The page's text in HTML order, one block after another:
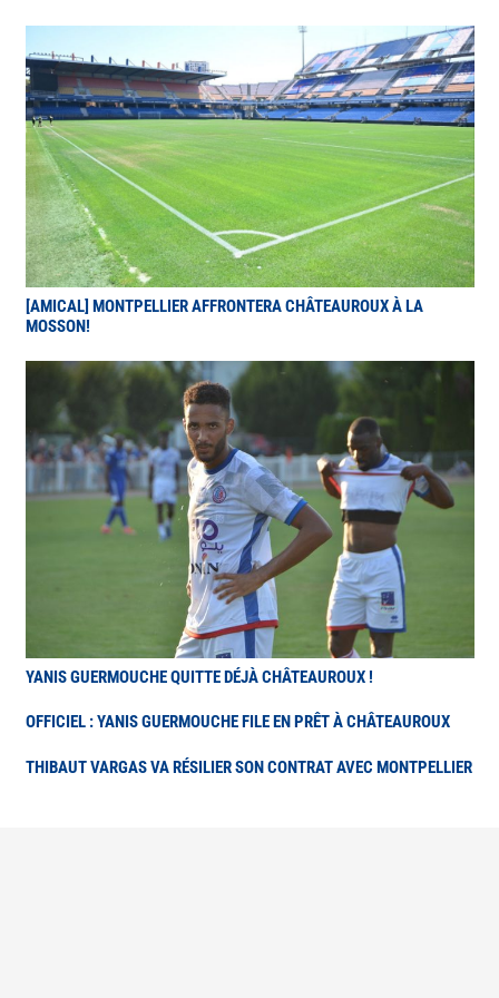
[AMICAL] MONTPELLIER AFFRONTERA CHÂTEAUROUX À LA
MOSSON!
YANIS GUERMOUCHE QUITTE DÉJÀ CHÂTEAUROUX !
OFFICIEL : YANIS GUERMOUCHE FILE EN PRÊT À CHÂTEAUROUX
THIBAUT VARGAS VA RÉSILIER SON CONTRAT AVEC MONTPELLIER